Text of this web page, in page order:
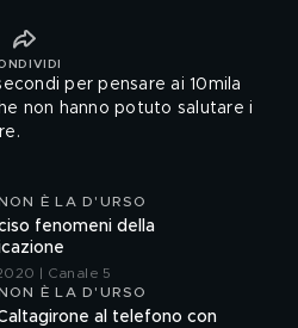
per pensare ai 10mila
non hanno potuto salutare i
È LA D'URSO
fenomeni della
| Canale 5
È LA D'URSO
al telefono con